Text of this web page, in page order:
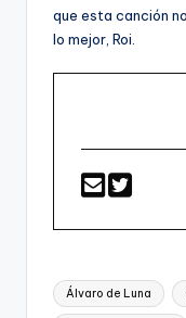
que esta canción
lo mejor, Roi.
Etiquetas:
Álvaro de Luna